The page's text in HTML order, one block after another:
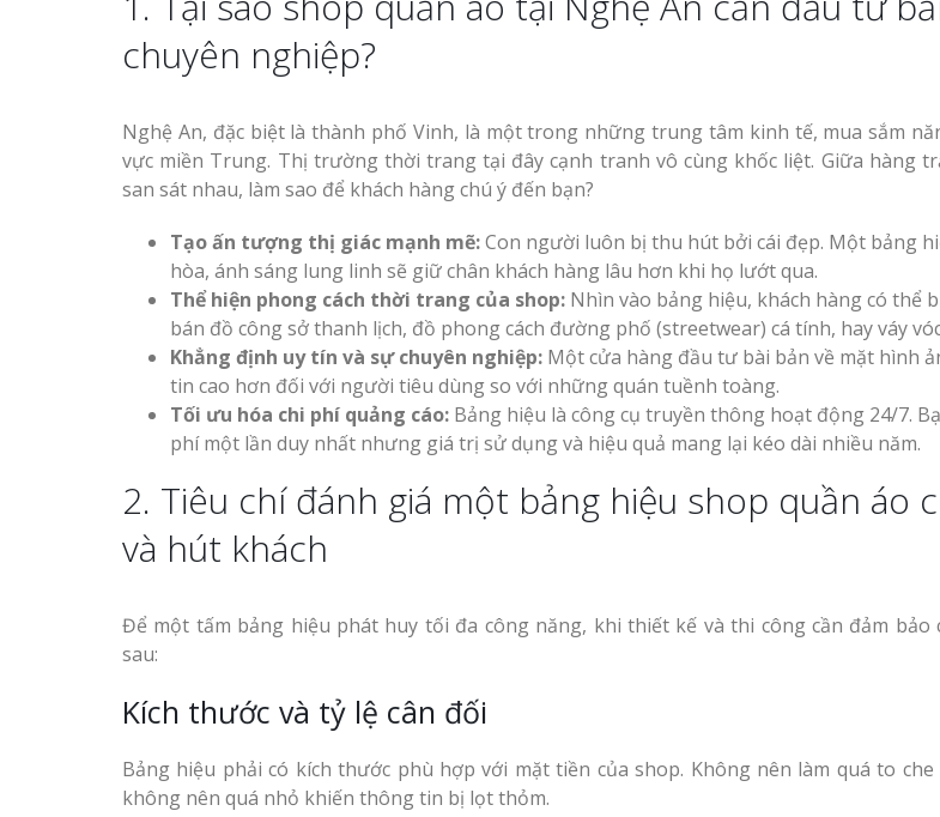
chuyên nghiệp?
Nghệ An, đặc biệt là thành phố Vinh, là một trong những trung tâm kinh tế, mua sắm
vực miền Trung. Thị trường thời trang tại đây cạnh tranh vô cùng khốc liệt. Giữa hàng
san sát nhau, làm sao để khách hàng chú ý đến bạn?
Tạo ấn tượng thị giác mạnh mẽ:Con người luôn bị thu hút bởi cái đẹp. Một bảng
hòa, ánh sáng lung linh sẽ giữ chân khách hàng lâu hơn khi họ lướt qua.
Thể hiện phong cách thời trang của shop: Nhìn vào bảng hiệu, khách hàng có thể
bán đồ công sở thanh lịch, đồ phong cách đường phố (streetwear) cá tính, hay váy
Khẳng định uy tín và sự chuyên nghiệp: Một cửa hàng đầu tư bài bản về mặt hình
tin cao hơn đối với người tiêu dùng so với những quán tuềnh toàng.
Tối ưu hóa chi phí quảng cáo: Bảng hiệu là công cụ truyền thông hoạt động 24/7.
phí một lần duy nhất nhưng giá trị sử dụng và hiệu quả mang lại kéo dài nhiều năm.
2. Tiêu chí đánh giá một bảng hiệu shop quần áo
và hút khách
Để một tấm bảng hiệu phát huy tối đa công năng, khi thiết kế và thi công cần đảm bảo
sau:
Kích thước và tỷ lệ cân đối
Bảng hiệu phải có kích thước phù hợp với mặt tiền của shop. Không nên làm quá to
không nên quá nhỏ khiến thông tin bị lọt thỏm.
Công ty quảng cáo tại
Vinh Nghệ An
Vinh Nghệ An
Làm biển led tại Vinh
Nghệ An giá rẻ
Thiết kế Profile tại Vinh
Nghệ An
Vinh Nghệ An
tại Vinh Nghệ An
Làm biển hiệu quán cà
phê tại Vinh Nghệ An
Nghệ An
Tại Vinh
Thi Công Bảng Hiệu
Nghệ An Nâng Tầm Thương
Hiệu
Làm Biển Led Vẫy Giá
Rẻ Tại Vinh Giải Pháp Hiệu
Quả
Làm Hộp Đèn Quảng
Cáo Tại Vinh Giá Rẻ
Biển Led Chạy Chữ
Ma Trận Nghệ An
Thi Công Chuyên
Làm Biển Công Ty
Mica Tại Vinh Lấy Ngay
Làm biển quảng cáo
Thiết kế Profile tại
Vinh Nghệ An
tại Vinh Nghệ An
Thiết kế hồ sơ năng
lực tại Vinh Nghệ An
Làm biển hiệu quán
Vinh Nghệ An